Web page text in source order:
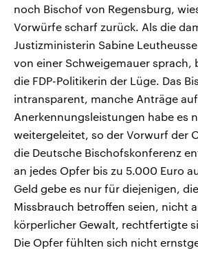
noch Bischof von Regensburg,
Vorwürfe scharf zurück. Als die
Justizministerin Sabine
von einer Schweigemauer sprach,
die FDP-Politikerin der Lüge. Das
intransparent, manche Anträge auf
Anerkennungsleistungen habe es
weitergeleitet, so der Vorwurf der
die Deutsche Bischofskonferenz
an jedes Opfer bis zu 5.000 Euro
Geld gebe es nur für diejenigen,
Missbrauch betroffen seien, nicht
körperlicher Gewalt, rechtfertigte
Die Opfer fühlten sich nicht